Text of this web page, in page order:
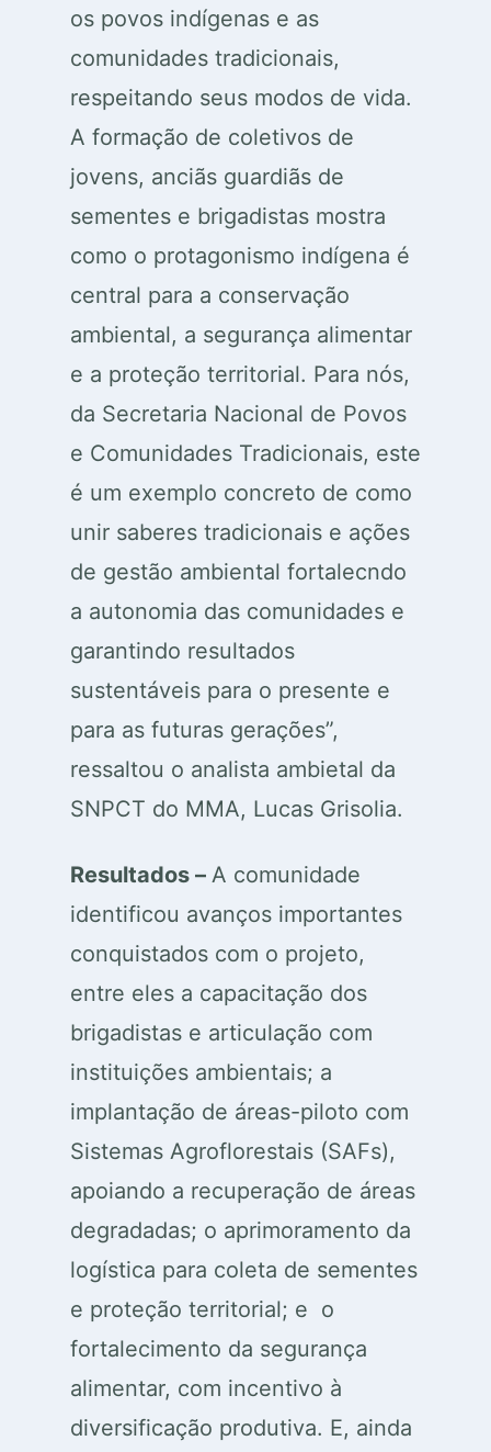
os povos indígenas e as
comunidades tradicionais,
respeitando seus modos de vida.
A formação de coletivos de
jovens, anciãs guardiãs de
sementes e brigadistas mostra
como o protagonismo indígena é
central para a conservação
ambiental, a segurança alimentar
e a proteção territorial. Para nós,
da Secretaria Nacional de Povos
e Comunidades Tradicionais, este
é um exemplo concreto de como
unir saberes tradicionais e ações
de gestão ambiental fortalecndo
a autonomia das comunidades e
garantindo resultados
sustentáveis para o presente e
para as futuras gerações”,
ressaltou o analista ambietal da
SNPCT do MMA, Lucas Grisolia.
Resultados – A comunidade
identificou avanços importantes
conquistados com o projeto,
entre eles a capacitação dos
brigadistas e articulação com
instituições ambientais; a
implantação de áreas-piloto com
Sistemas Agroflorestais (SAFs),
apoiando a recuperação de áreas
degradadas; o aprimoramento da
logística para coleta de sementes
e proteção territorial; e o
fortalecimento da segurança
alimentar, com incentivo à
diversificação produtiva. E, ainda